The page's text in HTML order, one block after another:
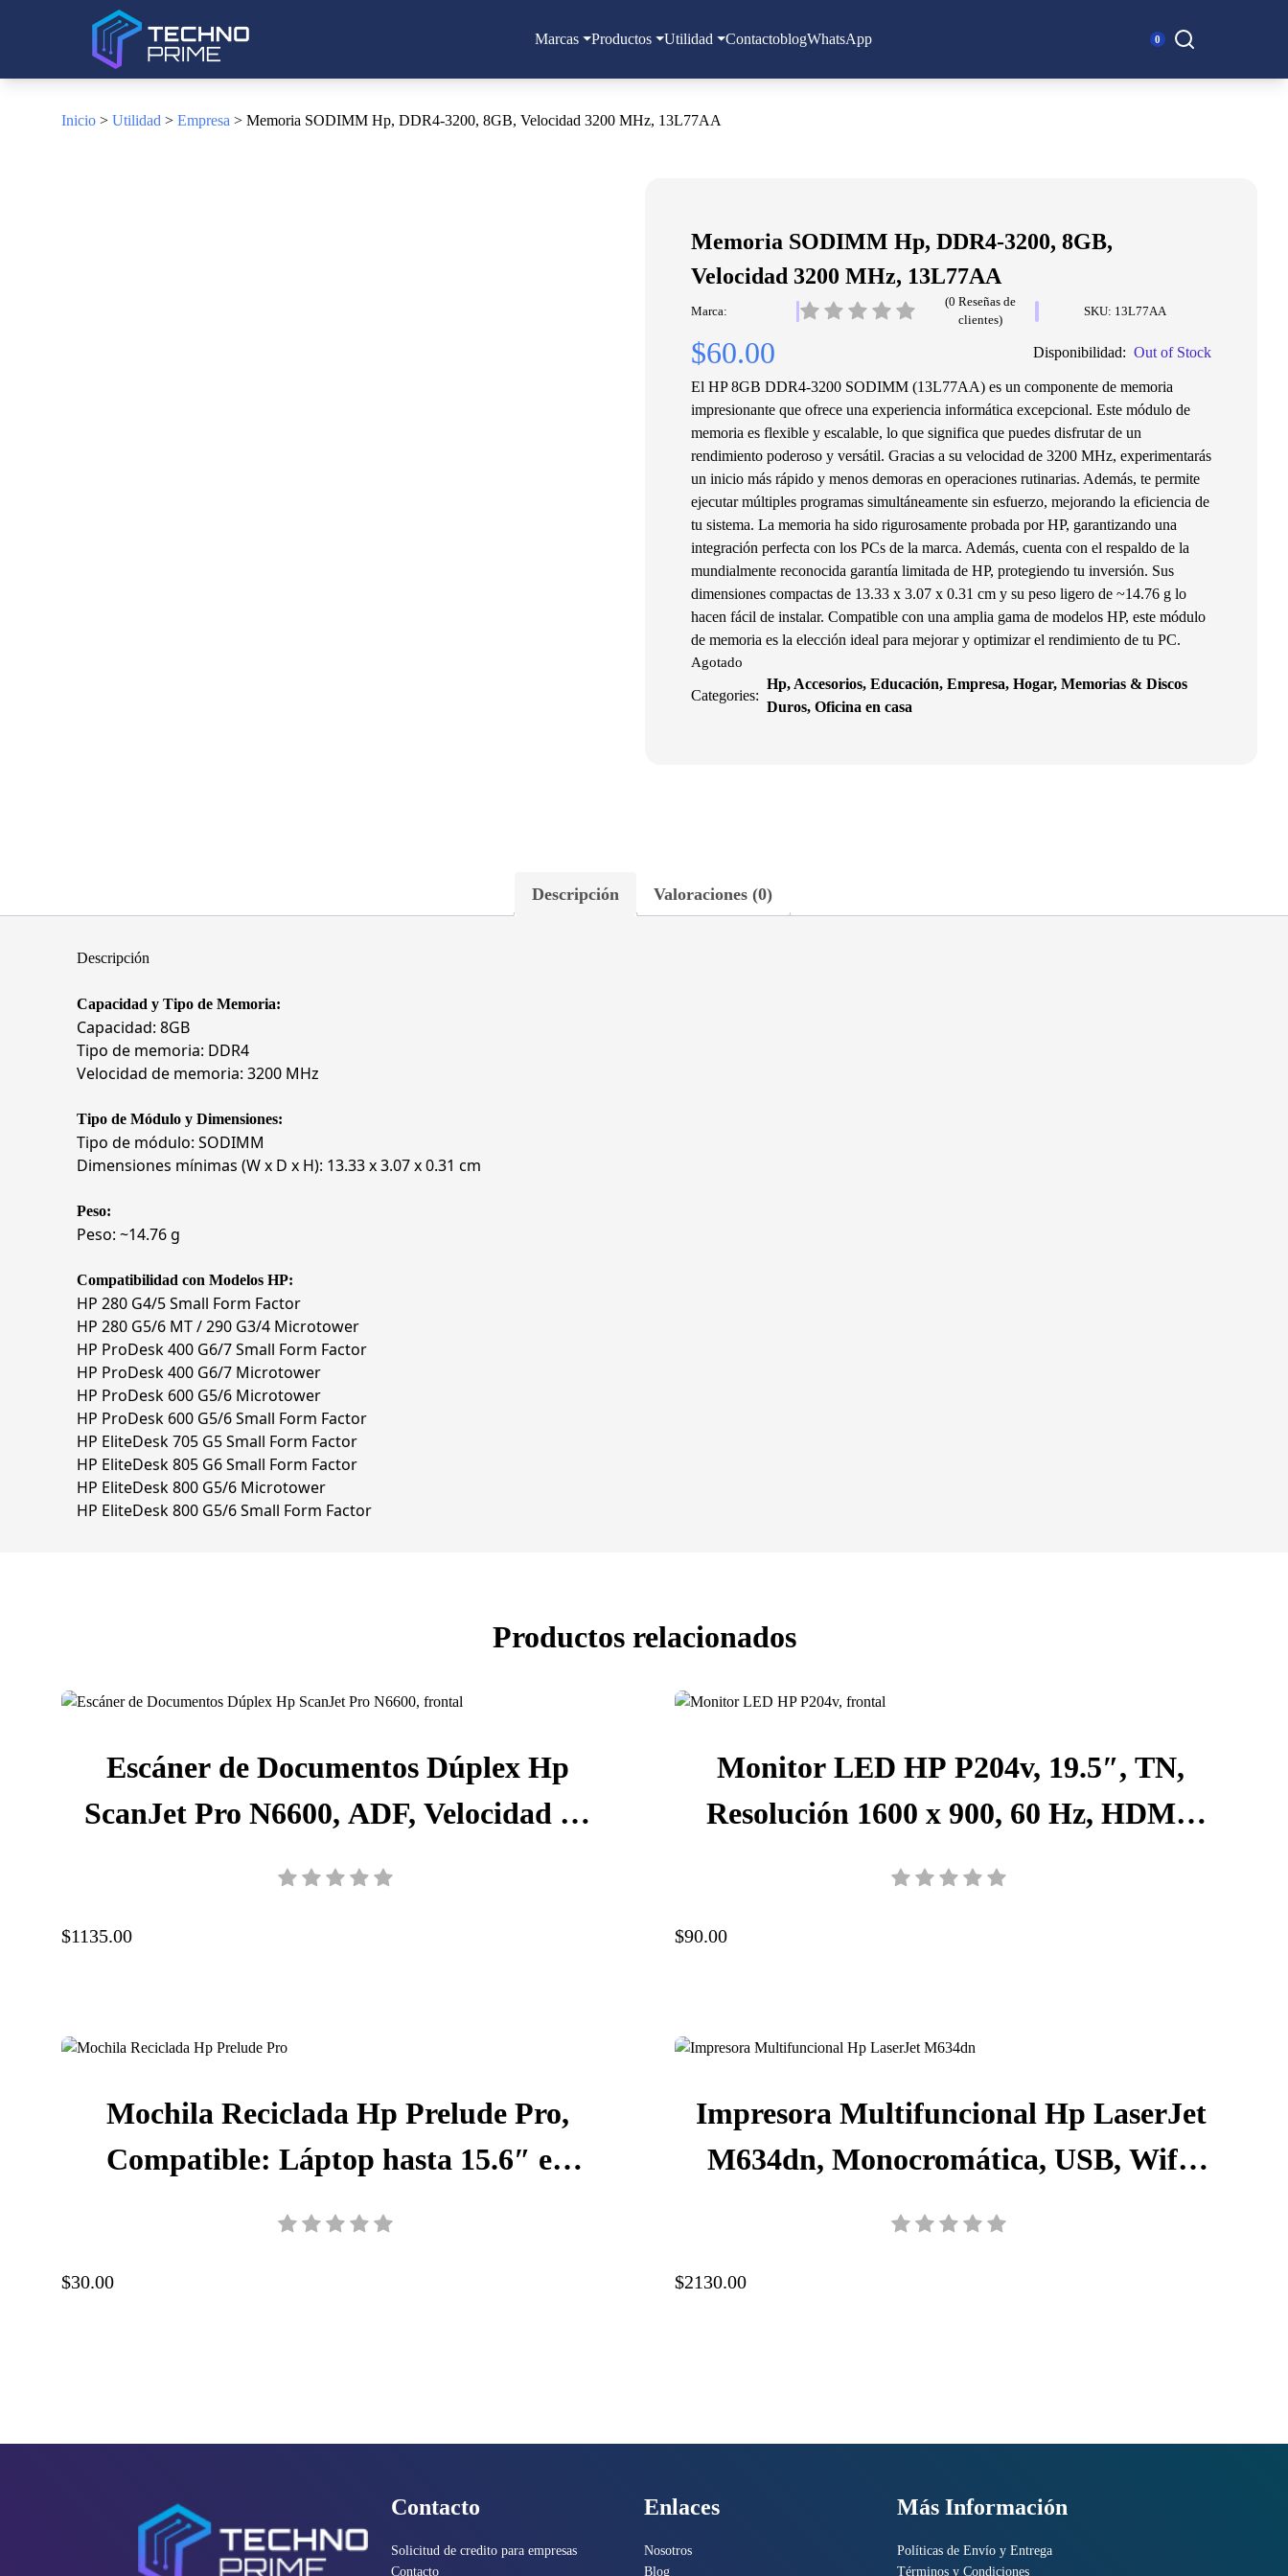
Marcas Productos Utilidad ContactoblogWhatsApp 0 Buscar:
Inicio > Utilidad > Empresa > Memoria SODIMM Hp, DDR4-3200, 8GB, Velocidad 3200 MHz, 13L77AA
Memoria SODIMM Hp, DDR4-3200, 8GB,
Velocidad 3200 MHz, 13L77AA
Marca:
(0 Reseñas de
clientes)
SKU: 13L77AA
$60.00 Disponibilidad: Out of Stock
El HP 8GB DDR4-3200 SODIMM (13L77AA) es un componente de memoria
impresionante que ofrece una experiencia informática excepcional. Este módulo de
memoria es flexible y escalable, lo que significa que puedes disfrutar de un
rendimiento poderoso y versátil. Gracias a su velocidad de 3200 MHz, experimentarás
un inicio más rápido y menos demoras en operaciones rutinarias. Además, te permite
ejecutar múltiples programas simultáneamente sin esfuerzo, mejorando la eficiencia de
tu sistema. La memoria ha sido rigurosamente probada por HP, garantizando una
integración perfecta con los PCs de la marca. Además, cuenta con el respaldo de la
mundialmente reconocida garantía limitada de HP, protegiendo tu inversión. Sus
dimensiones compactas de 13.33 x 3.07 x 0.31 cm y su peso ligero de ~14.76 g lo
hacen fácil de instalar. Compatible con una amplia gama de modelos HP, este módulo
de memoria es la elección ideal para mejorar y optimizar el rendimiento de tu PC.
Agotado
Categories:
Hp, Accesorios, Educación, Empresa, Hogar, Memorias & Discos
Duros, Oficina en casa
Descripción Valoraciones (0)
Descripción
Capacidad y Tipo de Memoria:
Capacidad: 8GB
Tipo de memoria: DDR4
Velocidad de memoria: 3200 MHz
Tipo de Módulo y Dimensiones:
Tipo de módulo: SODIMM
Dimensiones mínimas (W x D x H): 13.33 x 3.07 x 0.31 cm
Peso:
Peso: ~14.76 g
Compatibilidad con Modelos HP:
HP 280 G4/5 Small Form Factor
HP 280 G5/6 MT / 290 G3/4 Microtower
HP ProDesk 400 G6/7 Small Form Factor
HP ProDesk 400 G6/7 Microtower
HP ProDesk 600 G5/6 Microtower
HP ProDesk 600 G5/6 Small Form Factor
HP EliteDesk 705 G5 Small Form Factor
HP EliteDesk 805 G6 Small Form Factor
HP EliteDesk 800 G5/6 Microtower
HP EliteDesk 800 G5/6 Small Form Factor
Productos relacionados
Escáner de Documentos Dúplex Hp
ScanJet Pro N6600, ADF, Velocidad 50
$1135.00
Monitor LED HP P204v, 19.5″, TN,
Resolución 1600 x 900, 60 Hz, HDMI,
$90.00
Mochila Reciclada Hp Prelude Pro,
Compatible: Láptop hasta 15.6″ en
$30.00
Impresora Multifuncional Hp LaserJet
M634dn, Monocromática, USB, Wifi,
$2130.00
Contacto
Solicitud de credito para empresas
Contacto
Enlaces
Nosotros
Blog
Más Información
Políticas de Envío y Entrega
Términos y Condiciones